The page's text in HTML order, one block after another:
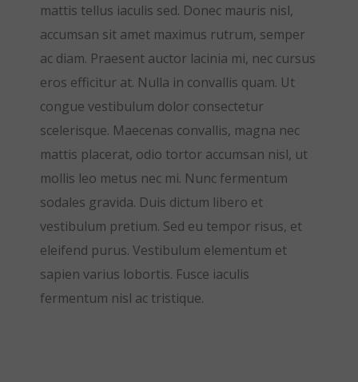
mattis tellus iaculis sed. Donec mauris nisl,
accumsan sit amet maximus rutrum, semper
ac diam. Praesent auctor lacinia mi, nec cursus
eros efficitur at. Nulla in convallis quam. Ut
congue vestibulum dolor consectetur
scelerisque. Maecenas convallis, magna nec
mattis placerat, odio tortor accumsan nisl, ut
mollis leo metus nec mi. Nunc fermentum
sodales gravida. Duis dictum libero et
vestibulum pretium. Sed eu tempor risus, et
eleifend purus. Vestibulum elementum et
sapien varius lobortis. Fusce iaculis
fermentum nisl ac tristique.